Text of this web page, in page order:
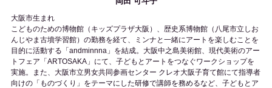
大阪市生まれ
こどものための博物館（キッズプラザ大阪）、歴史系博物館（八尾市立しお
んじやま古墳学習館）の勤務を経て、ミンナと一緒にアートを楽しむことを
目的に活動する「andminnna」を結成。大阪中之島美術館、現代美術のアー
トフェア「ARTOSAKA」にて、子どもとアートをつなぐワークショップを
実施。また、大阪市立男女共同参画センター クレオ大阪子育て館にて指導者
向けの「ものづくり」をテーマにした研修で講師を務めるなど、子どもとア